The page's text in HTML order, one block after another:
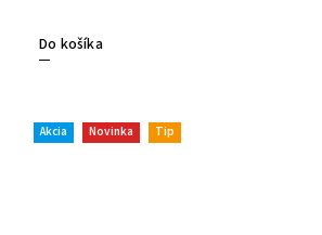
Do košíka
Akcia Novinka Tip